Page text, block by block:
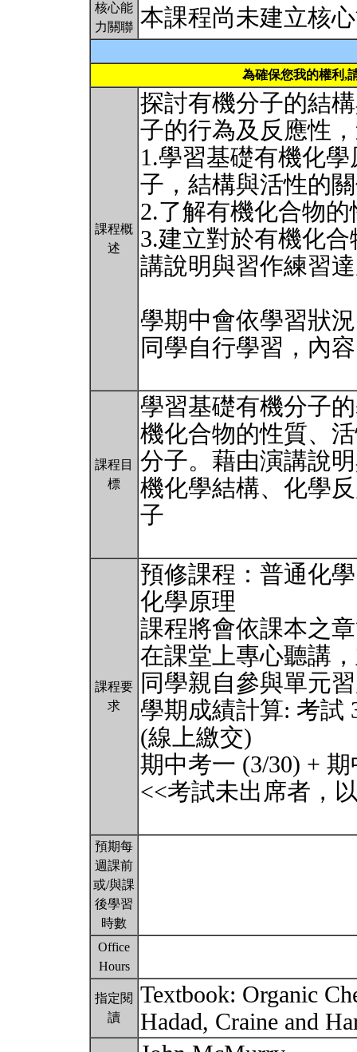
核心能
力關聯 本課程尚未建立核
為確保您我的權利,
課程概
述
探討有機分子的結
子的行為及反應性
1.學習基礎有機化
子，結構與活性的
2.了解有機化合物
3.建立對於有機化
講說明與習作練習
學期中會依學習狀
同學自行學習，內
課程目
標
學習基礎有機分子
機化合物的性質、
分子。藉由演講說
機化學結構、化學
子
課程要
求
預修課程：普通化
化學原理
課程將會依課本之
在課堂上專心聽講
同學親自參與單元
學期成績計算: 考試
(線上繳交)
期中考一 (3/30) +
<<考試未出席者，
預期每
週課前
或/與課
後學習
時數
Office
Hours
指定閱
讀
Textbook: Organic
Hadad, Craine and